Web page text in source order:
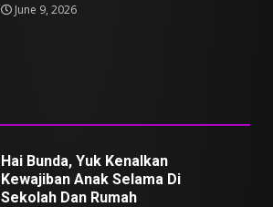
June 9, 2026
Hai Bunda, Yuk Kenalkan
Kewajiban Anak Selama Di
Sekolah Dan Rumah